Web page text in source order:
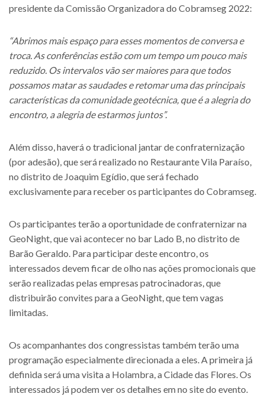
presidente da Comissão Organizadora do Cobramseg 2022:
“Abrimos mais espaço para esses momentos de conversa e
troca. As conferências estão com um tempo um pouco mais
reduzido. Os intervalos vão ser maiores para que todos
possamos matar as saudades e retomar uma das principais
características da comunidade geotécnica, que é a alegria do
encontro, a alegria de estarmos juntos”.
Além disso, haverá o tradicional jantar de confraternização
(por adesão), que será realizado no Restaurante Vila Paraíso,
no distrito de Joaquim Egídio, que será fechado
exclusivamente para receber os participantes do Cobramseg.
Os participantes terão a oportunidade de confraternizar na
GeoNight, que vai acontecer no bar Lado B, no distrito de
Barão Geraldo. Para participar deste encontro, os
interessados devem ficar de olho nas ações promocionais que
serão realizadas pelas empresas patrocinadoras, que
distribuirão convites para a GeoNight, que tem vagas
limitadas.
Os acompanhantes dos congressistas também terão uma
programação especialmente direcionada a eles. A primeira já
definida será uma visita a Holambra, a Cidade das Flores. Os
interessados já podem ver os detalhes em no site do evento.